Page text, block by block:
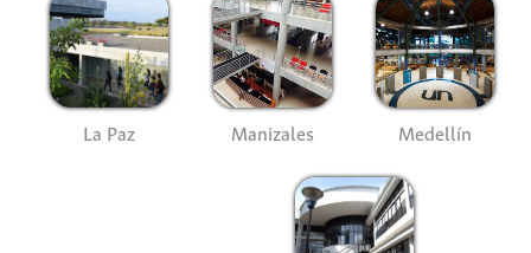
La Paz Manizales Medellín